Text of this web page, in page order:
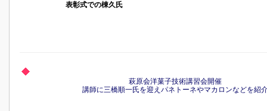
表彰式での棟久氏
萩原会洋菓子技術講習会開催
講師に三橋順一氏を迎えパネトーネやマカロンなどを紹